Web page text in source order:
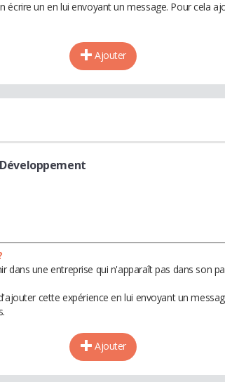
écrire un en lui envoyant un message. Pour cela
Ajouter
dans une entreprise qui n'apparaît pas dans son
cette expérience en lui envoyant un
Ajouter